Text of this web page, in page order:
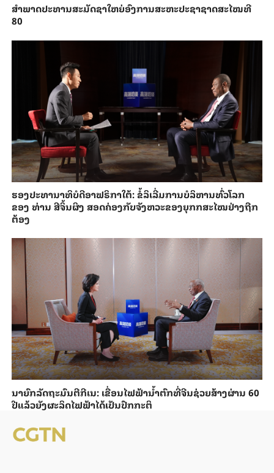
ສຳ​ພາດ​ປະ​ທານສະ​ມັດ​ຊາ​ໃຫຍ່​ອົງ​ການສະ​ຫະ​ປະ​ຊາ​ຊາດສະ​ໄໝ​ທີ
80
ຮອງ​ປະທາ​ນາ​ທິ​ບໍ​ດີອ​າ​ຟ​ຣິ​ກາ​ໃຕ້: ຂໍ້​ລິ​ເລີ່ມການ​ບໍ​ລິ​ຫານ​ທົ່ວ​ໂລກ​
ຂອງ ທ່ານ ສີ​ຈິ້ນ​ຜິງ ​ສ​ອດ​ຄ່ອງ​ກັບຈັງ​ຫວະ​ຂອງ​ຍຸກກ​ສະ​ໄໝ​ຢ່າງ​ຖືກ​
ຕ້ອງ
ນາ​ຍົກ​ລັດ​ຖະ​ມົນ​ຕີ​ກີ​ເນ: ເຂື່ອນ​ໄຟ​ຟ້າ​ນ້ຳ​ຕົກທີ່​ຈີນ​ຊ່ວຍ​ສ້າງ​ຜ່ານ 60
ປີ​ແລ້ວ​ຍັງ​ຜະ​ລິດ​ໄຟ​ຟ້າ​ໄດ້​ເປັນ​ປົກ​ກະ​ຕິ